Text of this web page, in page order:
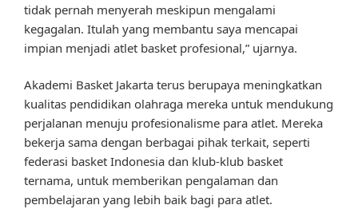
tidak pernah menyerah meskipun mengalami
kegagalan. Itulah yang membantu saya mencapai
impian menjadi atlet basket profesional,” ujarnya.
Akademi Basket Jakarta terus berupaya meningkatkan
kualitas pendidikan olahraga mereka untuk mendukung
perjalanan menuju profesionalisme para atlet. Mereka
bekerja sama dengan berbagai pihak terkait, seperti
federasi basket Indonesia dan klub-klub basket
ternama, untuk memberikan pengalaman dan
pembelajaran yang lebih baik bagi para atlet.